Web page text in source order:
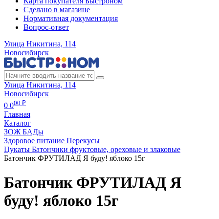
Сделано в магазине
Нормативная документация
Вопрос-ответ
Улица Никитина, 114
Новосибирск
Улица Никитина, 114
Новосибирск
0 000 ₽
Главная
Каталог
ЗОЖ БАДы
Здоровое питание Перекусы
Цукаты Батончики фруктовые, ореховые и злаковые
Батончик ФРУТИЛАД Я буду! яблоко 15г
Батончик ФРУТИЛАД Я
буду! яблоко 15г